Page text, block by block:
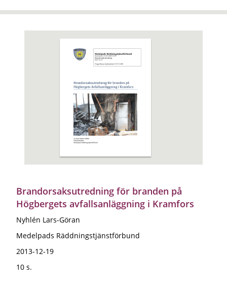
Brandorsaksutredning för branden på
Högbergets avfallsanläggning i Kramfors
Nyhlén Lars-Göran
Medelpads Räddningstjänstförbund
2013-12-19
10 s.